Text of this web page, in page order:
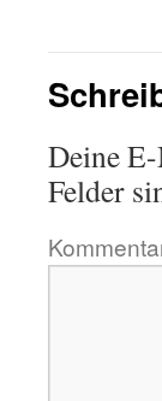
Deine
Felder